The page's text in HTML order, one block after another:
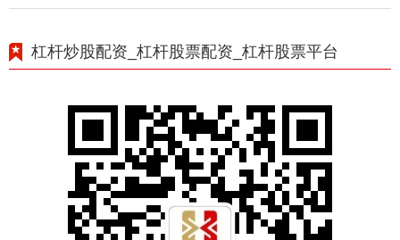
杠杆炒股配资_杠杆股票配资_杠杆股票平台